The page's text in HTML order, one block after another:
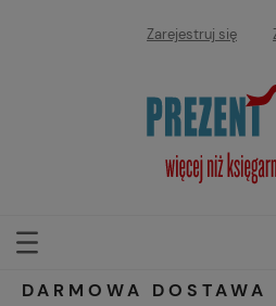
Zarejestruj się
DARMOWA DOSTAWA